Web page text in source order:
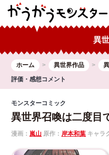
異
ホーム 異世界作品
評価・感想コメント
モンスターコミック
異世界召喚は二度目
漫画： 嵐山 原作： 岸本和葉 キャラ